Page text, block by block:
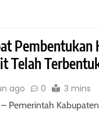
Pembentukan
Telah
ago 0 3 mins
Pemerintah